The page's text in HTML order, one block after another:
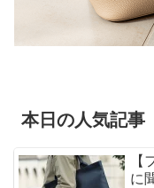
本日の人気記事
に